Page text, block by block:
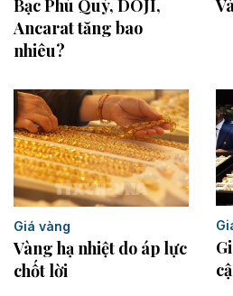
Bạc Phú Quý, DOJI,
Ancarat tăng bao
nhiêu?
Giá vàng
Vàng hạ nhiệt do áp lực
chốt lời